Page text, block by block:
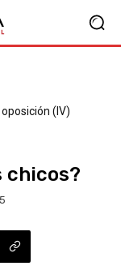
(IV)
(III) El PSOE
chicos?